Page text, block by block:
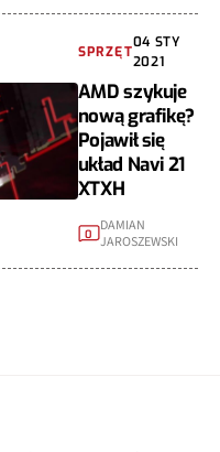
SPRZĘT
04 STY
2021
AMD szykuje
nową grafikę?
Pojawił się
układ Navi 21
XTXH
0 DAMIAN
JAROSZEWSKI